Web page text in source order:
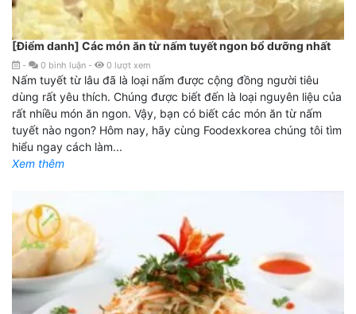
[Điểm danh] Các món ăn từ nấm tuyết ngon bổ dưỡng nhất
- 0 bình luận - 0 lượt xem
Nấm tuyết từ lâu đã là loại nấm được cộng đồng người tiêu
dùng rất yêu thích. Chúng được biết đến là loại nguyên liệu của
rất nhiều món ăn ngon. Vậy, bạn có biết các món ăn từ nấm
tuyết nào ngon? Hôm nay, hãy cùng Foodexkorea chúng tôi tìm
hiểu ngay cách làm...
Xem thêm